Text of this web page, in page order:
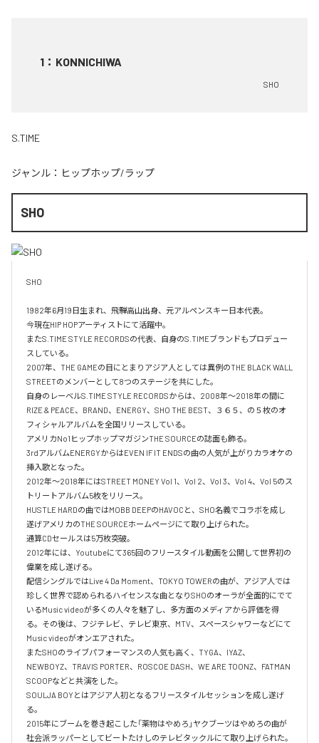
1 ： KONNICHIWA
SHO
S.TIME
ジャンル： ヒップホップ/ラップ
SHO
SHO
1982年6月19日生まれ、飛騨高山出身、元アルペンスキー日本代表。
今現在HIP HOPアーティストにて活躍中。
またS.TIME STYLE RECORDSの代表、自身のS.TIMEブランドもプロデュー
スしている。
2007年、THE GAMEの目にとまりアジア人としては異例のTHE BLACK WALL
STREETのメンバーとして8つのステージを共にした。
自身のレーベルS.TIME STYLE RECORDSからは、2008年〜2018年の間に
RIZE & PEACE、BRAND、ENERGY、SHO THE BEST、３６５、の５枚のオ
フィシャルアルバムを全国リリースしている。
アメリカNo1ヒップホップマガジンTHE SOURCEの誌面も飾る。
3rdアルバムENERGYからはEVEN IF IT ENDSの曲の人気が上がりカラオケの
挿入歌となった。
2012年〜2018年にはSTREET MONEY Vol 1、Vol 2、Vol 3、Vol 4、Vol 5のス
トリートアルバム5枚をリリース。
HUSTLE HARDの曲ではMOBB DEEPのHAVOCと、SHO名義でコラボを成し
遂げアメリカのTHE SOURCEホームページにて取り上げられた。
通算CDセールスは5万枚突破。
2012年には、Youtubeにて365回のフリースタイル動画を公開して世界初の
偉業を成し遂げる。
配信シングルではLive 4 Da Moment、TOKYO TOWERの曲が、アジア人では
珍しく世界で認められるハイセンスな曲となりSHOのオーラが全面的にでて
いるMusic videoが多くの人々を魅了し、多方面のメディアから評価を得
る。その後は、フジテレビ、テレビ東京、MTV、スペースシャワーなどにて
Music videoがオンエアされた。
またSHOのライブパフォーマンスの人気も高く、TYGA、IYAZ、
NEWBOYZ、TRAVIS PORTER、ROSCOE DASH、WE ARE TOONZ、FATMAN
SCOOPなどと共演をした。
SOULJA BOYとはアジア人初となるフリースタイルセッションを成し遂げ
る。
2015年にブームを巻き起こした「薬物はやめろ」ヤクブーツはやめろの曲が
社会派ラッパーとしてビートたけしのテレビタックルにて取り上げられた。